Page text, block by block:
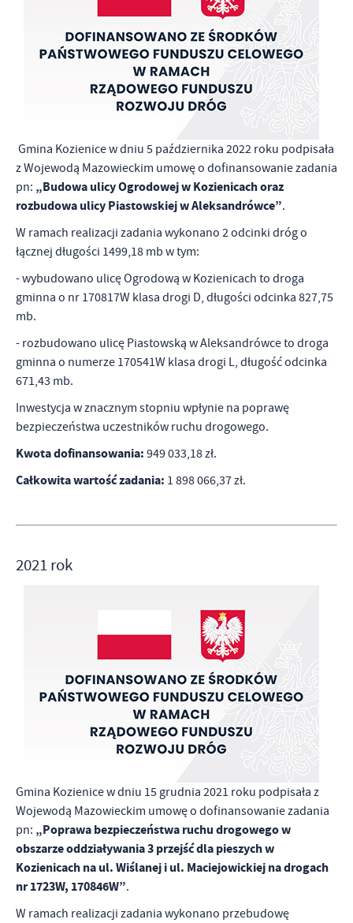
Gmina Kozienice w dniu 5 października 2022 roku podpisała
z Wojewodą Mazowieckim umowę o dofinansowanie zadania
pn: „Budowa ulicy Ogrodowej w Kozienicach oraz
rozbudowa ulicy Piastowskiej w Aleksandrówce”.
W ramach realizacji zadania wykonano 2 odcinki dróg o
łącznej długości 1499,18 mb w tym:
- wybudowano ulicę Ogrodową w Kozienicach to droga
gminna o nr 170817W klasa drogi D, długości odcinka 827,75
mb.
- rozbudowano ulicę Piastowską w Aleksandrówce to droga
gminna o numerze 170541W klasa drogi L, długość odcinka
671,43 mb.
Inwestycja w znacznym stopniu wpłynie na poprawę
bezpieczeństwa uczestników ruchu drogowego.
Kwota dofinansowania: 949 033,18 zł.
Całkowita wartość zadania: 1 898 066,37 zł.
2021 rok
Gmina Kozienice w dniu 15 grudnia 2021 roku podpisała z
Wojewodą Mazowieckim umowę o dofinansowanie zadania
pn: „Poprawa bezpieczeństwa ruchu drogowego w
obszarze oddziaływania 3 przejść dla pieszych w
Kozienicach na ul. Wiślanej i ul. Maciejowickiej na drogach
nr 1723W, 170846W”.
W ramach realizacji zadania wykonano przebudowę